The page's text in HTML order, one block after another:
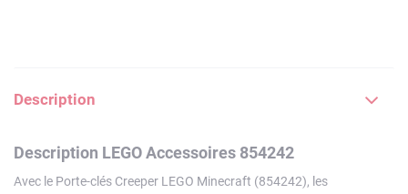
Description
Description LEGO Accessoires 854242
Avec le Porte-clés Creeper LEGO Minecraft (854242), les